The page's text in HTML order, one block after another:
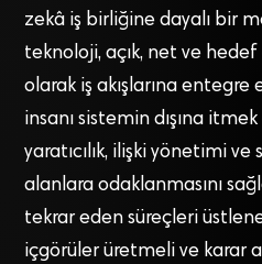
zekâ iş birliğine dayalı bir
teknoloji, açık, net ve hedef
olarak iş akışlarına
insanı sistemin dışına
yaratıcılık, ilişki yönetimi
alanlara odaklanmasını
tekrar eden süreçleri
içgörüler üretmeli ve karar